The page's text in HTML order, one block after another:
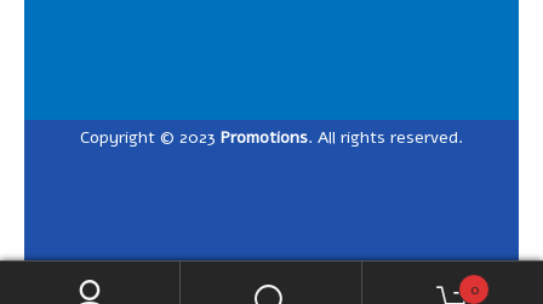
Copyright © 2023 Promotions. All rights reserved.
0